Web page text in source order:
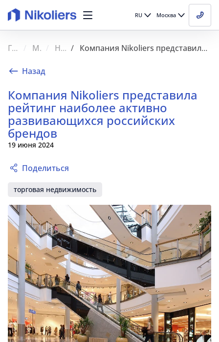
RU Москва
Главная Медиа Новости Компания Nikoliers представила рейтинг наиболее активно развивающихся российских брендов
Назад
Компания Nikoliers представила
рейтинг наиболее активно
развивающихся российских
брендов
19 июня 2024
Поделиться
торговая недвижимость